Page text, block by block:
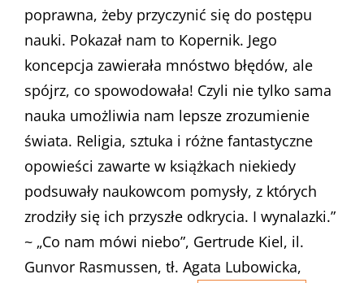
poprawna, żeby przyczynić się do postępu
nauki. Pokazał nam to Kopernik. Jego
koncepcja zawierała mnóstwo błędów, ale
spójrz, co spowodowała! Czyli nie tylko sama
nauka umożliwia nam lepsze zrozumienie
świata. Religia, sztuka i różne fantastyczne
opowieści zawarte w książkach niekiedy
podsuwały naukowcom pomysły, z których
zrodziły się ich przyszłe odkrycia. I wynalazki.”
~ „Co nam mówi niebo”, Gertrude Kiel, il.
Gunvor Rasmussen, tł. Agata Lubowicka,